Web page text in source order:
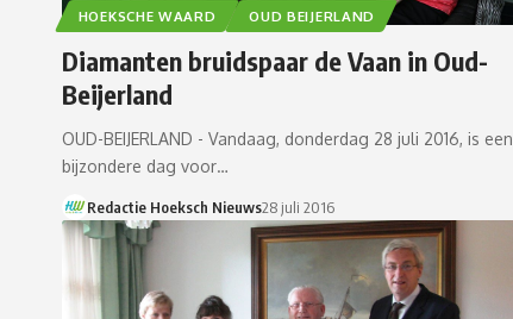
HOEKSCHE WAARD OUD BEIJERLAND
Diamanten bruidspaar de Vaan in Oud-
Beijerland
OUD-BEIJERLAND - Vandaag, donderdag 28 juli 2016, is een
bijzondere dag voor…
Redactie Hoeksch Nieuws28 juli 2016